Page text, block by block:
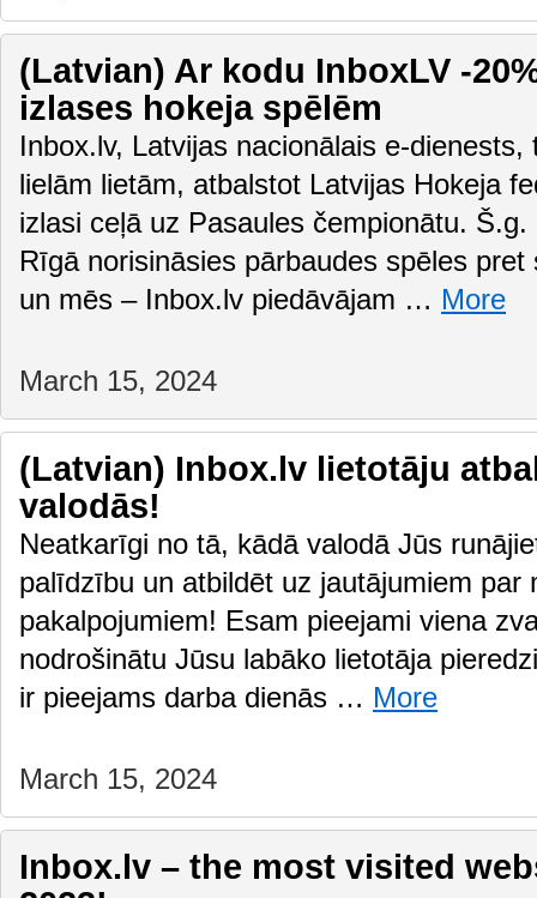
(Latvian) Ar kodu InboxLV -
izlases hokeja spēlēm
Inbox.lv, Latvijas nacionālais e-
lielām lietām, atbalstot Latvijas Hokeja
izlasi ceļā uz Pasaules čempionātu.
Rīgā norisināsies pārbaudes spēles
un mēs – Inbox.lv piedāvājam … More
March 15, 2024
(Latvian) Inbox.lv lietotāju
valodās!
Neatkarīgi no tā, kādā valodā Jūs
palīdzību un atbildēt uz jautājumiem par
pakalpojumiem! Esam pieejami viena
nodrošinātu Jūsu labāko lietotāja
ir pieejams darba dienās … More
March 15, 2024
Inbox.lv – the most visited